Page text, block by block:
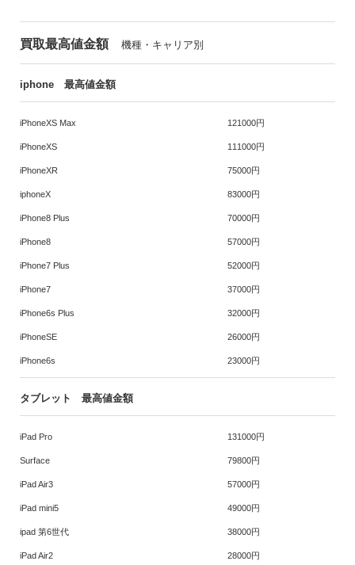
買取最高値金額 機種・キャリア別
iphone 最高値金額
iPhoneXS Max
iPhoneXS
iPhoneXR
iphoneX
iPhone8 Plus
iPhone8
iPhone7 Plus
iPhone7
iPhone6s Plus
iPhoneSE
iPhone6s
121000円
111000円
75000円
83000円
70000円
57000円
52000円
37000円
32000円
26000円
23000円
タブレット 最高値金額
iPad Pro
Surface
iPad Air3
iPad mini5
ipad 第6世代
iPad Air2
131000円
79800円
57000円
49000円
38000円
28000円